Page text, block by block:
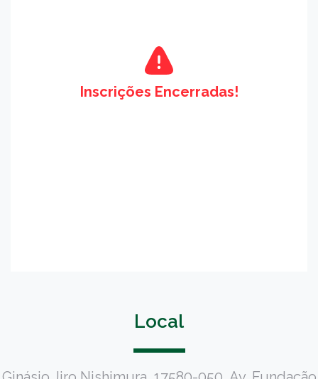
Inscrições Encerradas!
Local